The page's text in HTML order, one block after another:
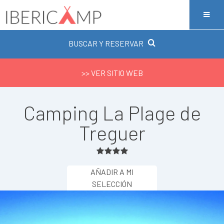
BUSCAR Y RESERVAR
>> VER SITIO WEB
Camping La Plage de
Treguer
AÑADIR A MI
SELECCIÓN